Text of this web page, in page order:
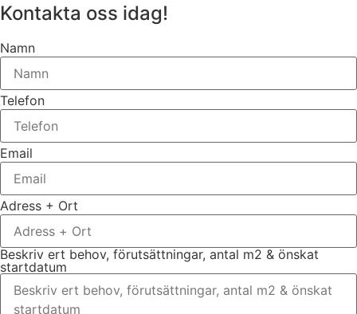
Kontakta oss idag!
Namn
Telefon
Email
Adress + Ort
Beskriv ert behov, förutsättningar, antal m2 & önskat
startdatum